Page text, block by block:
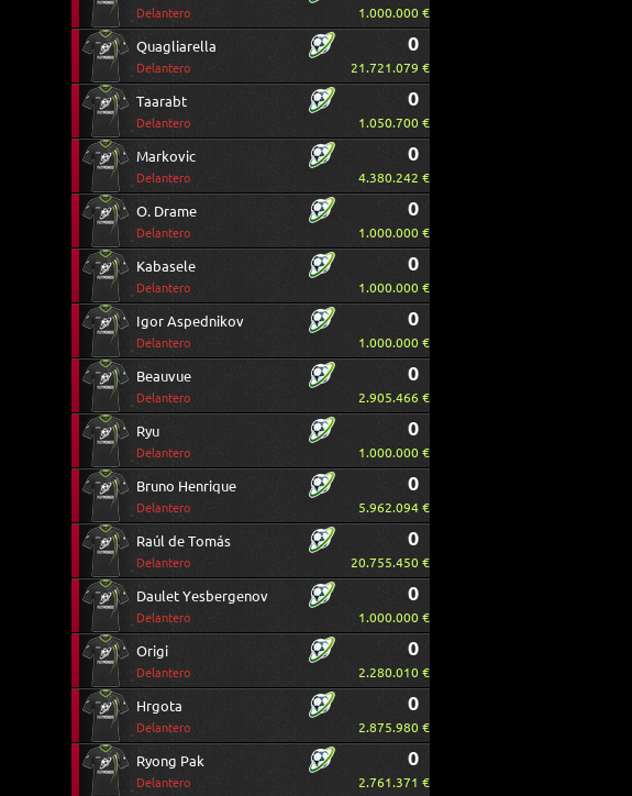
Delantero 1.000.000 €
Quagliarella
Delantero
0
21.721.079 €
Taarabt
Delantero
0
1.050.700 €
Markovic
Delantero
0
4.380.242 €
O. Drame
Delantero
0
1.000.000 €
Kabasele
Delantero
0
1.000.000 €
Igor Aspednikov
Delantero
0
1.000.000 €
Beauvue
Delantero
0
2.905.466 €
Ryu
Delantero
0
1.000.000 €
Bruno Henrique
Delantero
0
5.962.094 €
Raúl de Tomás
Delantero
0
20.755.450 €
Daulet Yesbergenov
Delantero
0
1.000.000 €
Origi
Delantero
0
2.280.010 €
Hrgota
Delantero
0
2.875.980 €
Ryong Pak
Delantero
0
2.761.371 €